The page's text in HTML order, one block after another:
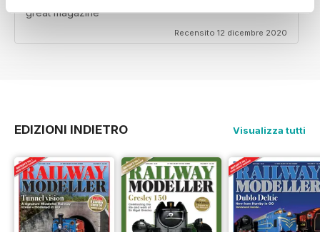
great magazine
Recensito 12 dicembre 2020
EDIZIONI INDIETRO Visualizza tutti